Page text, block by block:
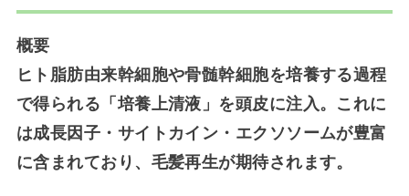
概要
ヒト脂肪由来幹細胞や骨髄幹細胞を培養する過程
で得られる「培養上清液」を頭皮に注入。これに
は成長因子・サイトカイン・エクソソームが豊富
に含まれており、毛髪再生が期待されます。